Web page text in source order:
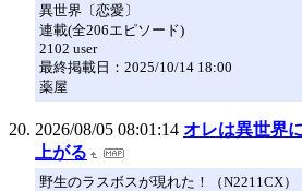
異世界〔恋愛〕
連載(全206エピソード)
2102 user
最終掲載日：2025/10/14 18:00
薬屋
2026/08/05 08:01:14 オレは異世界
上がる
野生のラスボスが現れた！（N2211CX）